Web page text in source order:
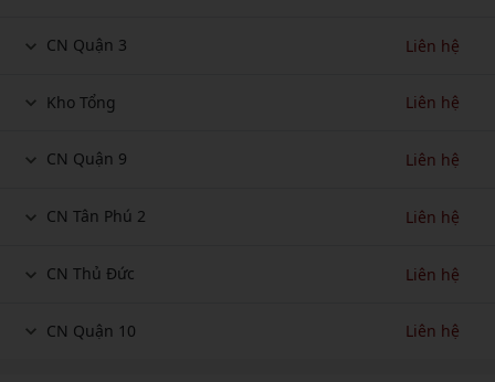
CN Quận 3 Liên hệ
Kho Tổng Liên hệ
CN Quận 9 Liên hệ
CN Tân Phú 2 Liên hệ
CN Thủ Đức Liên hệ
CN Quận 10 Liên hệ